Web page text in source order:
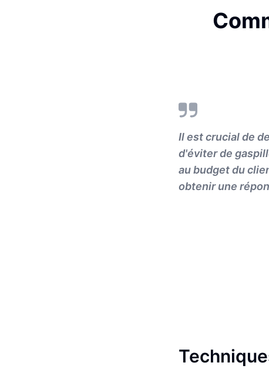
Il est crucial de
d'éviter de
au budget du
obtenir une